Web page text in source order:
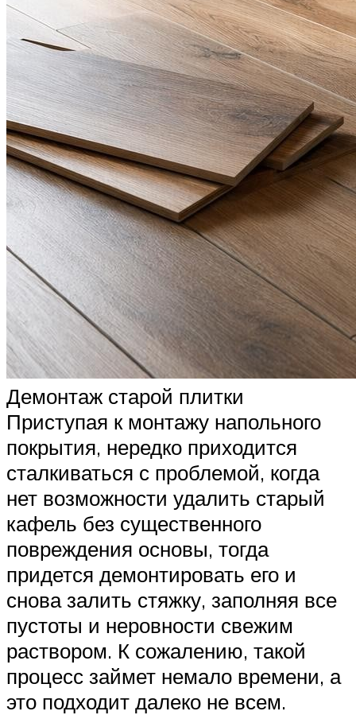
Демонтаж старой плитки
Приступая к монтажу напольного
покрытия, нередко приходится
сталкиваться с проблемой, когда
нет возможности удалить старый
кафель без существенного
повреждения основы, тогда
придется демонтировать его и
снова залить стяжку, заполняя все
пустоты и неровности свежим
раствором. К сожалению, такой
процесс займет немало времени, а
это подходит далеко не всем.